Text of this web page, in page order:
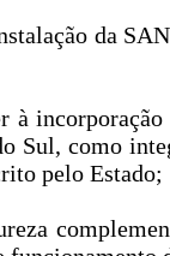
da
à
Sul, como
pelo Estado;